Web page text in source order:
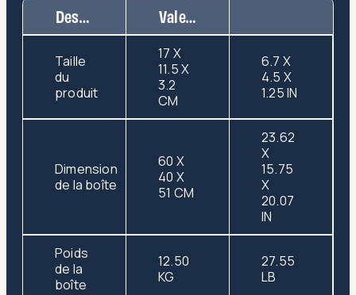
Description Valeur
Taille
du
produit
17 X
11.5 X
3.2
CM
6.7 X
4.5 X
1.25 IN
Dimension
de la boîte
60 X
40 X
51 CM
23.62
X
15.75
X
20.07
IN
Poids
de la
boîte
12.50
KG
27.55
LB